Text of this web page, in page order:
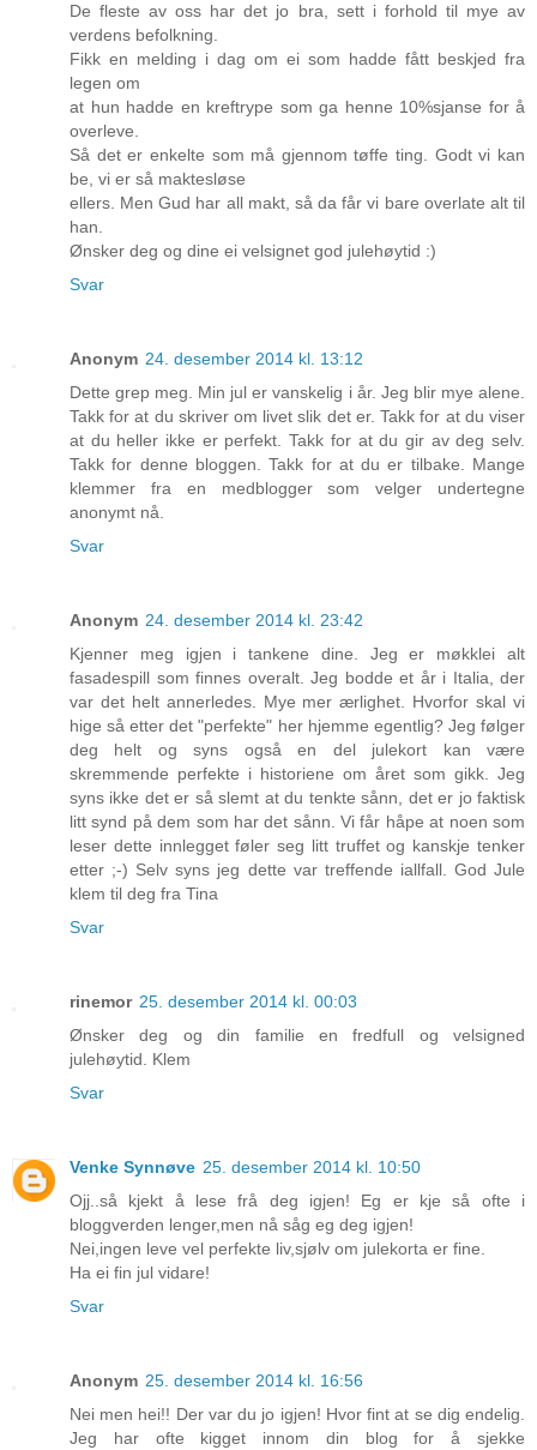
De fleste av oss har det jo bra, sett i forhold til mye av
verdens befolkning.
Fikk en melding i dag om ei som hadde fått beskjed fra
legen om
at hun hadde en kreftrype som ga henne 10%sjanse for å
overleve.
Så det er enkelte som må gjennom tøffe ting. Godt vi kan
be, vi er så maktesløse
ellers. Men Gud har all makt, så da får vi bare overlate alt til
han.
Ønsker deg og dine ei velsignet god julehøytid :)
Svar
Anonym 24. desember 2014 kl. 13:12
Dette grep meg. Min jul er vanskelig i år. Jeg blir mye alene.
Takk for at du skriver om livet slik det er. Takk for at du viser
at du heller ikke er perfekt. Takk for at du gir av deg selv.
Takk for denne bloggen. Takk for at du er tilbake. Mange
klemmer fra en medblogger som velger undertegne
anonymt nå.
Svar
Anonym 24. desember 2014 kl. 23:42
Kjenner meg igjen i tankene dine. Jeg er møkklei alt
fasadespill som finnes overalt. Jeg bodde et år i Italia, der
var det helt annerledes. Mye mer ærlighet. Hvorfor skal vi
hige så etter det "perfekte" her hjemme egentlig? Jeg følger
deg helt og syns også en del julekort kan være
skremmende perfekte i historiene om året som gikk. Jeg
syns ikke det er så slemt at du tenkte sånn, det er jo faktisk
litt synd på dem som har det sånn. Vi får håpe at noen som
leser dette innlegget føler seg litt truffet og kanskje tenker
etter ;-) Selv syns jeg dette var treffende iallfall. God Jule
klem til deg fra Tina
Svar
rinemor 25. desember 2014 kl. 00:03
Ønsker deg og din familie en fredfull og velsigned
julehøytid. Klem
Svar
Venke Synnøve 25. desember 2014 kl. 10:50
Ojj..så kjekt å lese frå deg igjen! Eg er kje så ofte i
bloggverden lenger,men nå såg eg deg igjen!
Nei,ingen leve vel perfekte liv,sjølv om julekorta er fine.
Ha ei fin jul vidare!
Svar
Anonym 25. desember 2014 kl. 16:56
Nei men hei!! Der var du jo igjen! Hvor fint at se dig endelig.
Jeg har ofte kigget innom din blog for å sjekke